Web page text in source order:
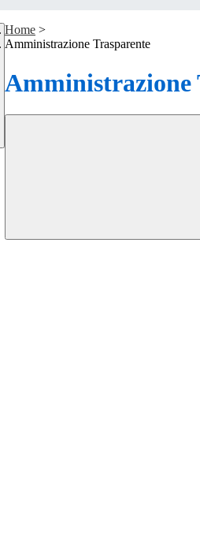
Home >
Amministrazione Trasparente
Amministrazione